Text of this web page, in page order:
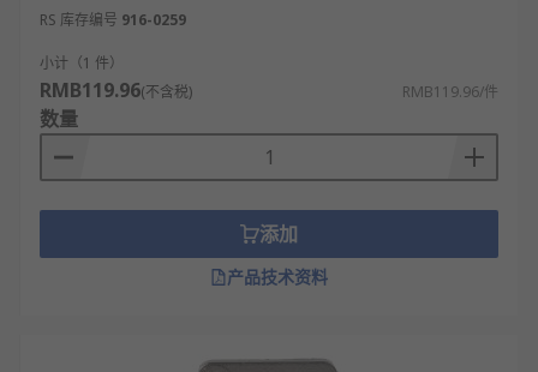
RS 库存编号 916-0259
小计（1 件）
RMB119.96(不含税) RMB119.96/件
数量
添加
产品技术资料